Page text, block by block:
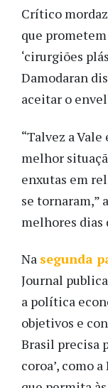
Crítico
que prometem
‘cirurgiões
Damodaran
aceitar o
“Talvez a
melhor
enxutas em
se tornaram,”
melhores dias
Na segunda
Journal
a política
objetivos e
Brasil precisa
coroa’, como